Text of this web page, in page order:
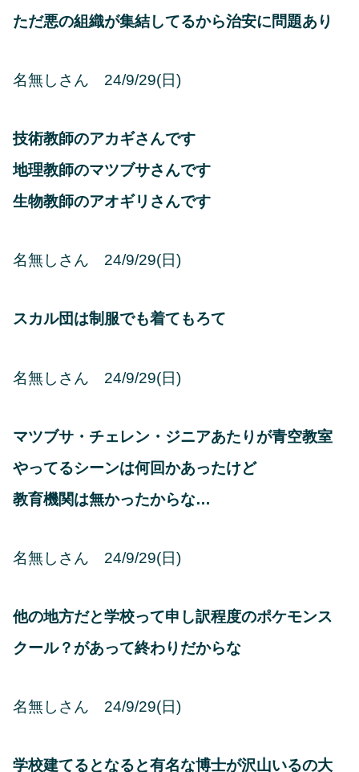
ただ悪の組織が集結してるから治安に問題あり
名無しさん 24/9/29(日)
技術教師のアカギさんです
地理教師のマツブサさんです
生物教師のアオギリさんです
名無しさん 24/9/29(日)
スカル団は制服でも着てもろて
名無しさん 24/9/29(日)
マツブサ・チェレン・ジニアあたりが青空教室
やってるシーンは何回かあったけど
教育機関は無かったからな…
名無しさん 24/9/29(日)
他の地方だと学校って申し訳程度のポケモンス
クール？があって終わりだからな
名無しさん 24/9/29(日)
学校建てるとなると有名な博士が沢山いるの大